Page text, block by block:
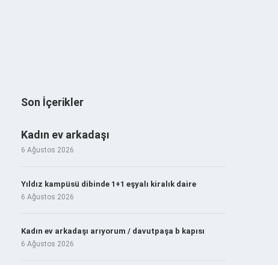
Son İçerikler
Kadın ev arkadaşı
6 Ağustos 2026
Yıldız kampüsü dibinde 1+1 eşyalı kiralık daire
6 Ağustos 2026
Kadın ev arkadaşı arıyorum / davutpaşa b kapısı
6 Ağustos 2026